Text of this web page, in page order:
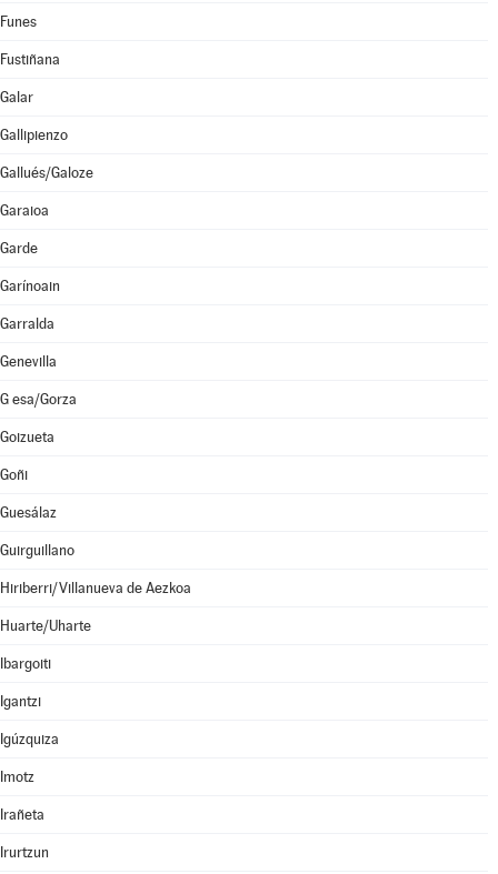
Funes
Fustiñana
Galar
Gallipienzo
Gallués/Galoze
Garaioa
Garde
Garínoain
Garralda
Genevilla
G esa/Gorza
Goizueta
Goñi
Guesálaz
Guirguillano
Hiriberri/Villanueva de Aezkoa
Huarte/Uharte
Ibargoiti
Igantzi
Igúzquiza
Imotz
Irañeta
Irurtzun